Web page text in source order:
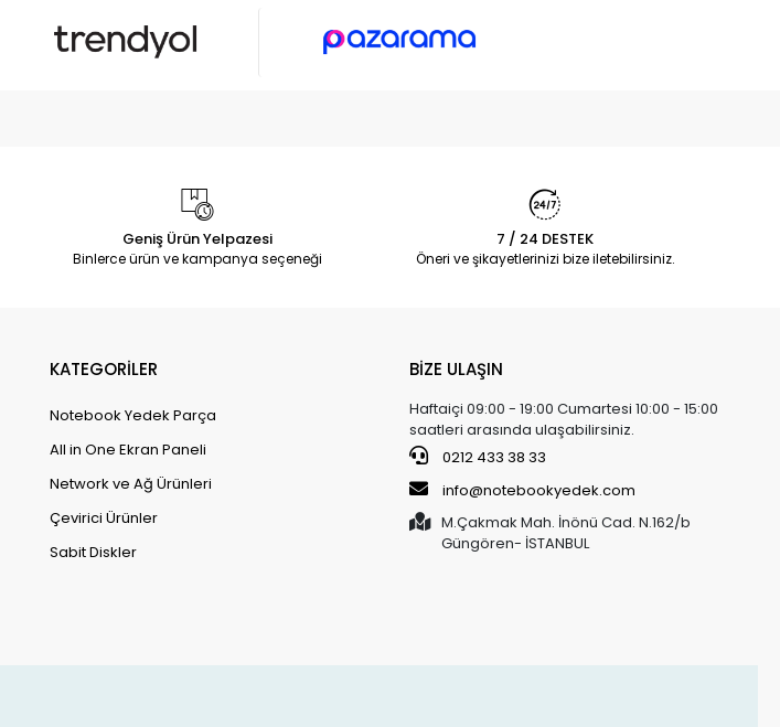
Geniş Ürün Yelpazesi
Binlerce ürün ve kampanya seçeneği
7 / 24 DESTEK
Öneri ve şikayetlerinizi bize iletebilirsiniz.
KATEGORİLER
Notebook Yedek Parça
All in One Ekran Paneli
Network ve Ağ Ürünleri
Çevirici Ürünler
Sabit Diskler
BİZE ULAŞIN
Haftaiçi 09:00 - 19:00 Cumartesi 10:00 - 15:00
saatleri arasında ulaşabilirsiniz.
0212 433 38 33
info@notebookyedek.com
M.Çakmak Mah. İnönü Cad. N.162/b
Güngören- İSTANBUL